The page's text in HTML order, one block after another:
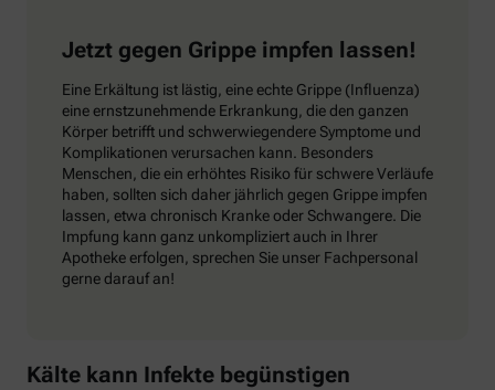
Jetzt gegen Grippe impfen lassen!
Eine Erkältung ist lästig, eine echte Grippe (Influenza)
eine ernstzunehmende Erkrankung, die den ganzen
Körper betrifft und schwerwiegendere Symptome und
Komplikationen verursachen kann. Besonders
Menschen, die ein erhöhtes Risiko für schwere Verläufe
haben, sollten sich daher jährlich gegen Grippe impfen
lassen, etwa chronisch Kranke oder Schwangere. Die
Impfung kann ganz unkompliziert auch in Ihrer
Apotheke erfolgen, sprechen Sie unser Fachpersonal
gerne darauf an!
Kälte kann Infekte begünstigen